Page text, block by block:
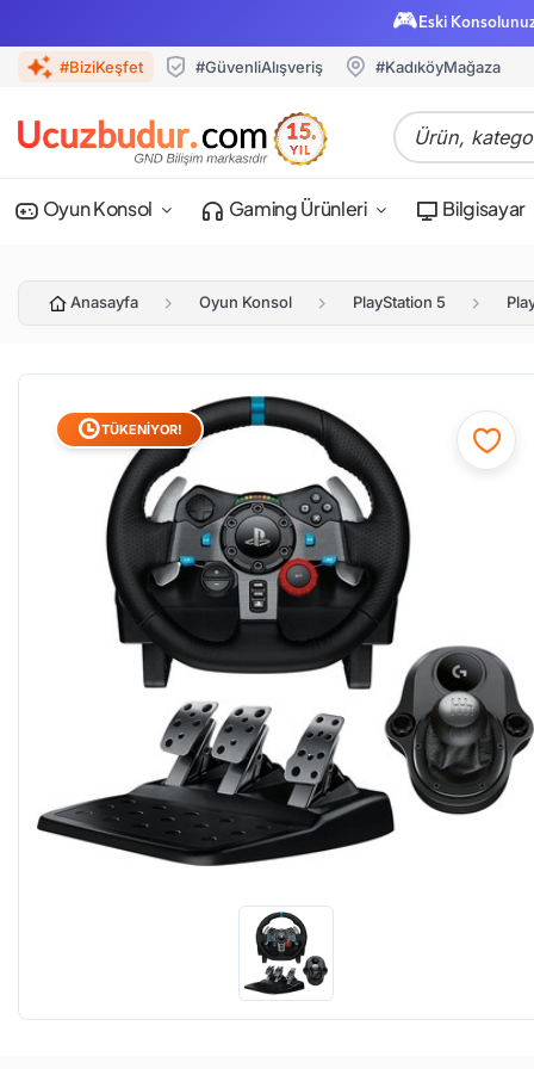
🎮 Eski
#BiziKeşfet #GüvenliAlışveriş #KadıköyMağaza
Oyun Konsol Gaming Ürünleri Bilgisayar
Anasayfa Oyun Konsol PlayStation 5
TÜKENİYOR!